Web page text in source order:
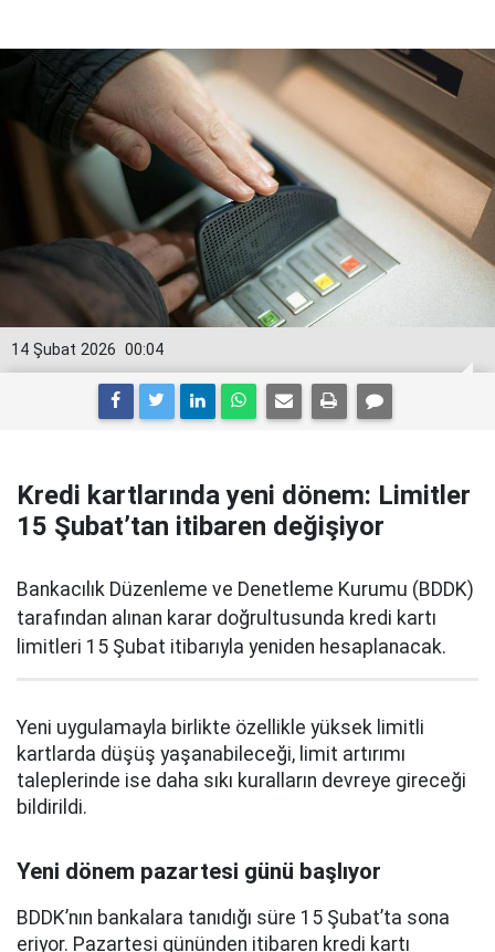
00:04
14 Şubat 2026
Kredi kartlarında yeni dönem: Limitler
15 Şubat’tan itibaren değişiyor
Bankacılık Düzenleme ve Denetleme Kurumu (BDDK)
tarafından alınan karar doğrultusunda kredi kartı
limitleri 15 Şubat itibarıyla yeniden hesaplanacak.
Yeni uygulamayla birlikte özellikle yüksek limitli
kartlarda düşüş yaşanabileceği, limit artırımı
taleplerinde ise daha sıkı kuralların devreye gireceği
bildirildi.
Yeni dönem pazartesi günü başlıyor
BDDK’nın bankalara tanıdığı süre 15 Şubat’ta sona
eriyor. Pazartesi gününden itibaren kredi kartı